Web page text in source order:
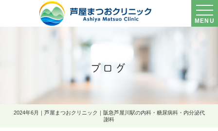
MENU
ブログ
2024年6月｜芦屋まつおクリニック｜阪急芦屋川駅の内科・糖尿病科・内分泌代
謝科